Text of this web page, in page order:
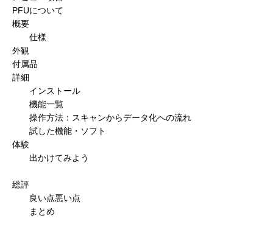
PFUについて
概要
仕様
外観
付属品
詳細
インストール
機能一覧
操作方法：スキャンからデータ化への流れ
試した機能・ソフト
体験
出かけてみよう
総評
良い点悪い点
まとめ